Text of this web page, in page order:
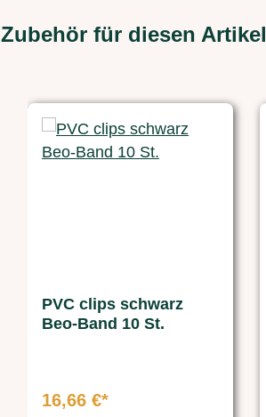
Zubehör für diesen Artikel
PVC clips schwarz
Beo-Band 10 St.
16,66 €*